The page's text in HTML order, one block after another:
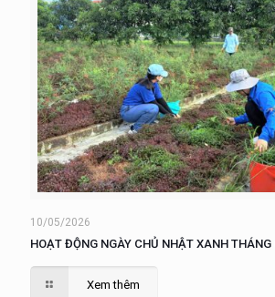
10/05/2026
HOẠT ĐỘNG NGÀY CHỦ NHẬT XANH
Xem thêm